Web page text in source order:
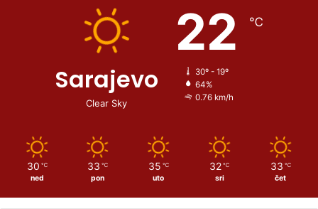
Sarajevo
Clear Sky
22 ℃
30º - 19º
64%
0.76 km/h
30 ℃
ned
33 ℃
pon
35 ℃
uto
32 ℃
sri
33 ℃
čet